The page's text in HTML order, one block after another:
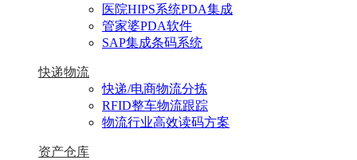
医院HIPS系统PDA集成
管家婆PDA软件
SAP集成条码系统
快递物流
快递/电商物流分拣
RFID整车物流跟踪
物流行业高效读码方案
资产仓库